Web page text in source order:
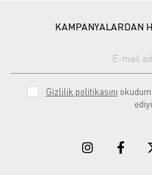
KAMPANYALARDAN
Gizlilik politikasını